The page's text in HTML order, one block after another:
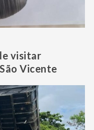
visitar
Vicente